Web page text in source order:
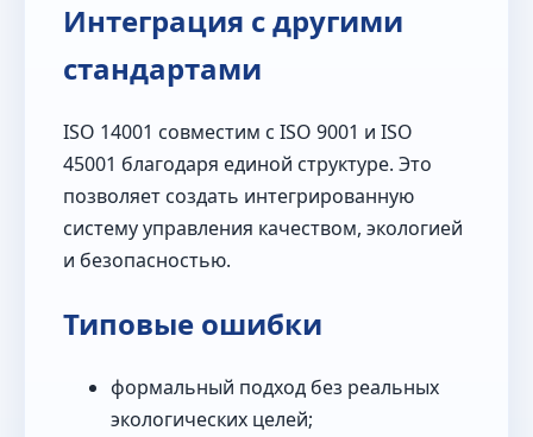
Интеграция с другими
стандартами
ISO 14001 совместим с ISO 9001 и ISO
45001 благодаря единой структуре. Это
позволяет создать интегрированную
систему управления качеством, экологией
и безопасностью.
Типовые ошибки
формальный подход без реальных
экологических целей;